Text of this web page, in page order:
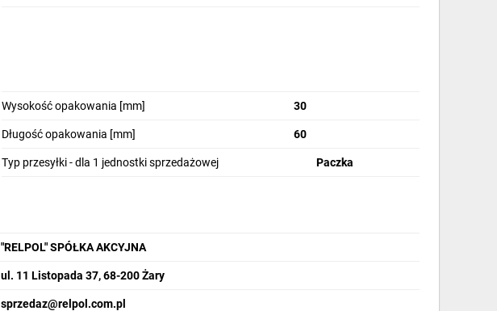
Wysokość opakowania [mm] 30
Długość opakowania [mm] 60
Typ przesyłki - dla 1 jednostki sprzedażowej Paczka
"RELPOL" SPÓŁKA AKCYJNA
ul. 11 Listopada 37, 68-200 Żary
sprzedaz@relpol.com.pl